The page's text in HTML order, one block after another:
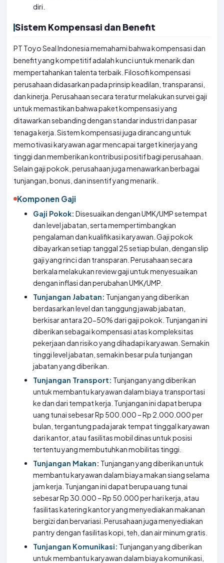
diri.
Sistem Kompensasi dan Benefit
PT Toyo Seal Indonesia memahami bahwa kompensasi dan
benefit yang kompetitif adalah kunci untuk menarik dan
mempertahankan talenta terbaik. Filosofi kompensasi
perusahaan didasarkan pada prinsip keadilan, transparansi,
dan kinerja. Perusahaan secara teratur melakukan survei gaji
untuk memastikan bahwa paket kompensasi yang
ditawarkan sebanding dengan standar industri dan pasar
tenaga kerja. Sistem kompensasi juga dirancang untuk
memotivasi karyawan agar mencapai target kinerja yang
tinggi dan memberikan kontribusi positif bagi perusahaan.
Selain gaji pokok, perusahaan juga menawarkan berbagai
tunjangan, bonus, dan insentif yang menarik.
Komponen Gaji
Gaji Pokok: Disesuaikan dengan UMK/UMP setempat
dan level jabatan, serta mempertimbangkan
pengalaman dan kualifikasi karyawan. Gaji pokok
dibayarkan setiap tanggal 25 setiap bulan, dengan slip
gaji yang rinci dan transparan. Perusahaan secara
berkala melakukan review gaji untuk menyesuaikan
dengan inflasi dan perubahan UMK/UMP.
Tunjangan Jabatan: Tunjangan yang diberikan
berdasarkan level dan tanggung jawab jabatan,
berkisar antara 20-50% dari gaji pokok. Tunjangan ini
diberikan sebagai kompensasi atas kompleksitas
pekerjaan dan risiko yang dihadapi karyawan. Semakin
tinggi level jabatan, semakin besar pula tunjangan
jabatan yang diberikan.
Tunjangan Transport: Tunjangan yang diberikan
untuk membantu karyawan dalam biaya transportasi
ke dan dari tempat kerja. Tunjangan ini dapat berupa
uang tunai sebesar Rp 500.000 – Rp 2.000.000 per
bulan, tergantung pada jarak tempat tinggal karyawan
dari kantor, atau fasilitas mobil dinas untuk posisi
tertentu yang membutuhkan mobilitas tinggi.
Tunjangan Makan: Tunjangan yang diberikan untuk
membantu karyawan dalam biaya makan siang selama
jam kerja. Tunjangan ini dapat berupa uang tunai
sebesar Rp 30.000 – Rp 50.000 per hari kerja, atau
fasilitas katering kantor yang menyediakan makanan
bergizi dan bervariasi. Perusahaan juga menyediakan
pantry dengan fasilitas kopi, teh, dan air minum gratis.
Tunjangan Komunikasi: Tunjangan yang diberikan
untuk membantu karyawan dalam biaya komunikasi,